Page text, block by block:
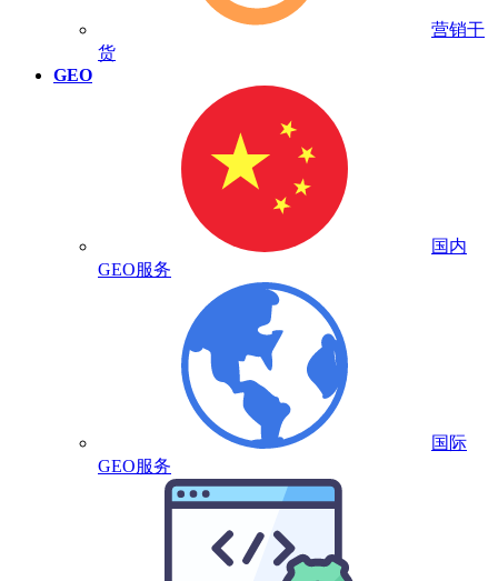
营销干
货
GEO
国内
GEO服务
国际
GEO服务